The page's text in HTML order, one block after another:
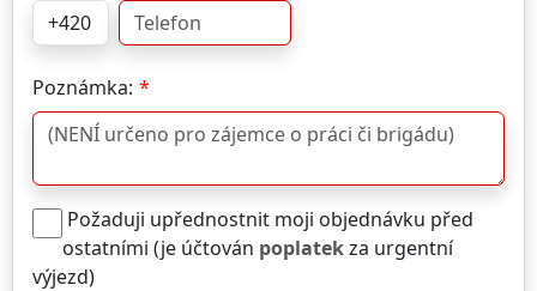
Poznámka:
Požaduji upřednostnit moji objednávku před
ostatními (je účtován poplatekza urgentní
výjezd)